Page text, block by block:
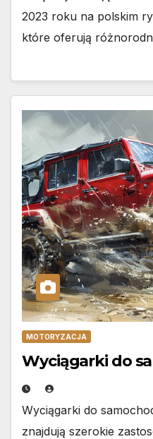
2023 roku na polskim
które oferują
MOTORYZACJA
Wyciągarki do
Wyciągarki do
znajdują szerokie